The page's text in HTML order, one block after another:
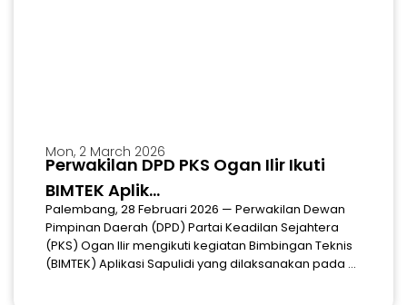
Mon, 2 March 2026
Perwakilan DPD PKS Ogan Ilir Ikuti
BIMTEK Aplik...
Palembang, 28 Februari 2026 — Perwakilan Dewan
Pimpinan Daerah (DPD) Partai Keadilan Sejahtera
(PKS) Ogan Ilir mengikuti kegiatan Bimbingan Teknis
(BIMTEK) Aplikasi Sapulidi yang dilaksanakan pada ...